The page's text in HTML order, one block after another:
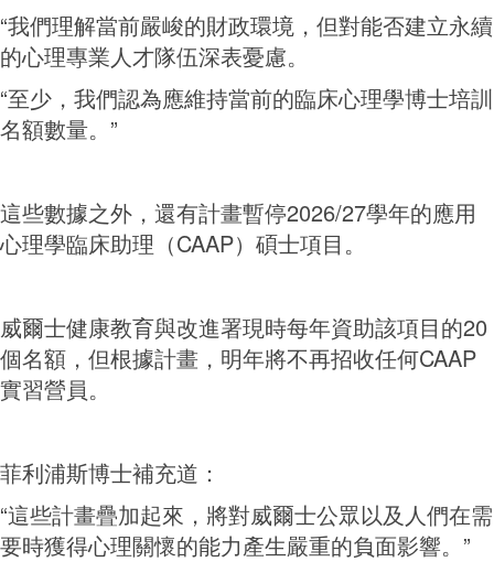
“我們理解當前嚴峻的財政環境，但對能否建立永續
的心理專業人才隊伍深表憂慮。
“至少，我們認為應維持當前的臨床心理學博士培訓
名額數量。”
這些數據之外，還有計畫暫停2026/27學年的應用
心理學臨床助理（CAAP）碩士項目。
威爾士健康教育與改進署現時每年資助該項目的20
個名額，但根據計畫，明年將不再招收任何CAAP
實習營員。
菲利浦斯博士補充道：
“這些計畫疊加起來，將對威爾士公眾以及人們在需
要時獲得心理關懷的能力產生嚴重的負面影響。”